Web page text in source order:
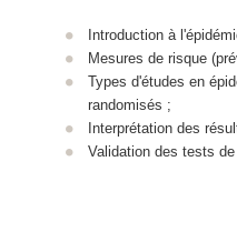
Introduction à
Mesures de risque
Types d'études en
randomisés ;
Interprétation des
Validation des tests